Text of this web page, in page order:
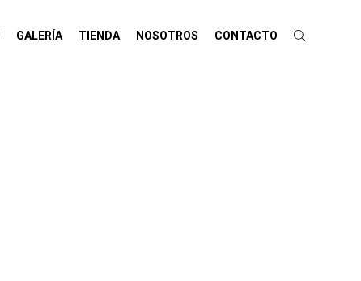
GALERÍA TIENDA NOSOTROS CONTACTO